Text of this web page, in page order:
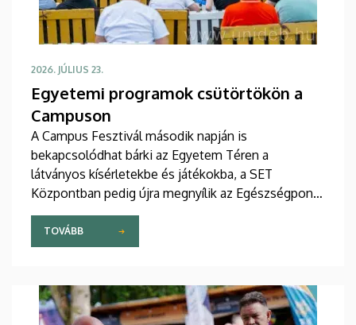
2026. JÚLIUS 23.
Egyetemi programok csütörtökön a
Campuson
A Campus Fesztivál második napján is
bekapcsolódhat bárki az Egyetem Téren a
látványos kísérletekbe és játékokba, a SET
Központban pedig újra megnyílik az Egészségpont.
Az Unipass-Alumni Színpadon délután érdekes
tudományos témákról beszélgetnek szakértők,
majd a humor és a zene kerül előtérbe, valamint ott
Színpadon is egymást váltják majd a sztárok, a
Follow The Flow és KKevin is színpadra lép.
TOVÁBB